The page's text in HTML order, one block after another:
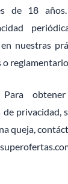
de 18
nuestras
o
Para
de privacidad,
queja,